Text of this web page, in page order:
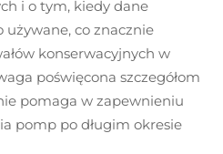
i o tym, kiedy dane
używane, co znacznie
konserwacyjnych w
poświęcona szczegółom
pomaga w zapewnieniu
pomp po długim okresie